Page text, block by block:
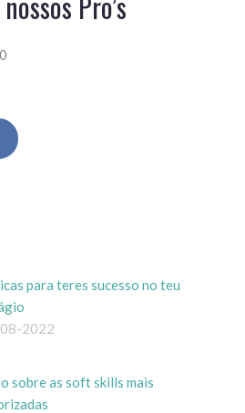
para teres sucesso no teu
2022
sobre as soft skills mais